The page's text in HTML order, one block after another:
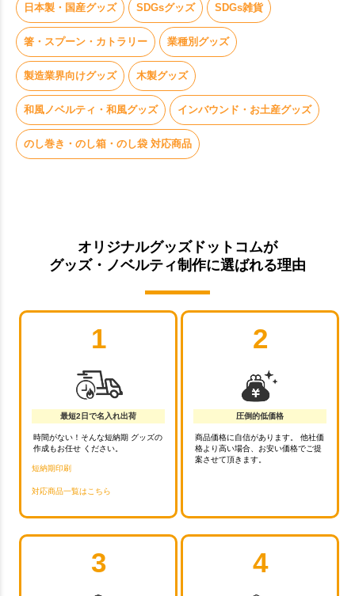
日本製・国産グッズ SDGsグッズ SDGs雑貨
箸・スプーン・カトラリー 業種別グッズ
製造業界向けグッズ 木製グッズ
和風ノベルティ・和風グッズ インバウンド・お土産グッズ
のし巻き・のし箱・のし袋 対応商品
オリジナルグッズドットコムが
グッズ・ノベルティ制作に選ばれる理由
1
最短2日で名入れ出荷
時間がない！そんな短納期 グッズの
作成もお任せ ください。
短納期印刷
対応商品一覧はこちら
2
圧倒的低価格
商品価格に自信があります。 他社価
格より高い場合、お安い価格でご提
案させて頂きます。
3 4